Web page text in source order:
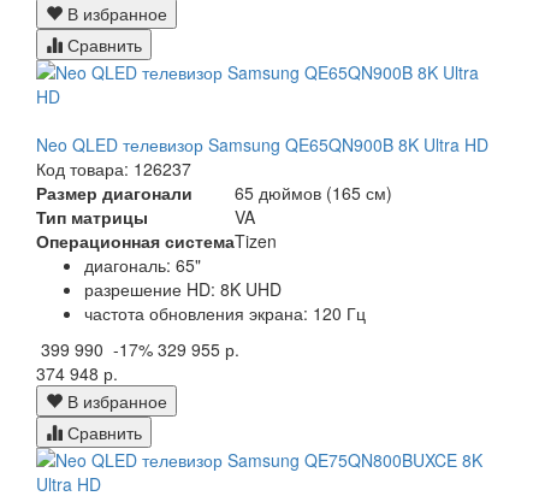
В избранное
Сравнить
Neo QLED телевизор Samsung QE65QN900B 8K Ultra HD
Код товара: 126237
Размер диагонали
65 дюймов (165 см)
Тип матрицы
VA
Операционная системаTizen
диагональ: 65"
разрешение HD: 8K UHD
частота обновления экрана: 120 Гц
399 990 -17% 329 955 р.
374 948 р.
В избранное
Сравнить